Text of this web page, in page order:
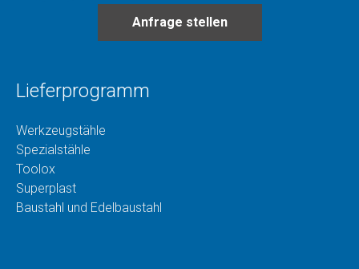
Anfrage stellen
Lieferprogramm
Werkzeugstähle
Spezialstähle
Toolox
Superplast
Baustahl und Edelbaustahl